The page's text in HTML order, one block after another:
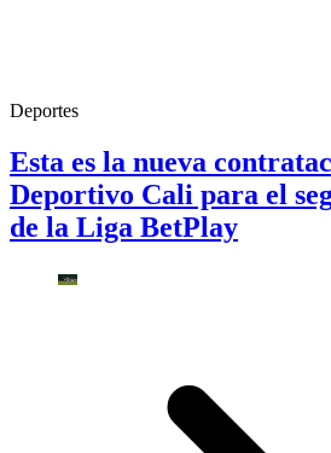
Deportes
Esta es la nueva
Deportivo Cali para el
de la Liga BetPlay